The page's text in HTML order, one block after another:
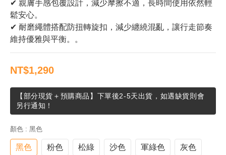
✔ 親膚手感包覆設計，減少摩擦不適，長時間使用依然輕
鬆安心。
✔ 耐磨繩體搭配防扭轉旋扣，減少纏繞混亂，讓行走節奏
維持優雅與平衡。。
NT$1,290
【部分現貨＋預購商品】下單後2-5天出貨，如遇缺貨則會
另行通知！
顏色 : 黑色
黑色 粉色 松綠 沙色 軍綠色 灰色